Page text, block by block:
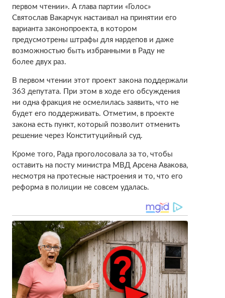
первом чтении». А глава партии «Голос»
Святослав Вакарчук настаивал на принятии его
варианта законопроекта, в котором
предусмотрены штрафы для нардепов и даже
возможностью быть избранными в Раду не
более двух раз.
В первом чтении этот проект закона поддержали
363 депутата. При этом в ходе его обсуждения
ни одна фракция не осмелилась заявить, что не
будет его поддерживать. Отметим, в проекте
закона есть пункт, который позволит отменить
решение через Конституцийный суд.
Кроме того, Рада проголосовала за то, чтобы
оставить на посту министра МВД Арсена Авакова,
несмотря на протесные настроения и то, что его
реформа в полиции не совсем удалась.